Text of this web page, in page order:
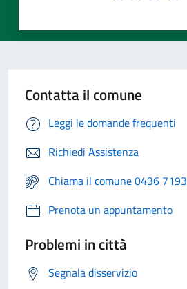
Contatta il comune
Leggi le domande frequenti
Richiedi Assistenza
Chiama il comune 0436 7193
Prenota un appuntamento
Problemi in città
Segnala disservizio